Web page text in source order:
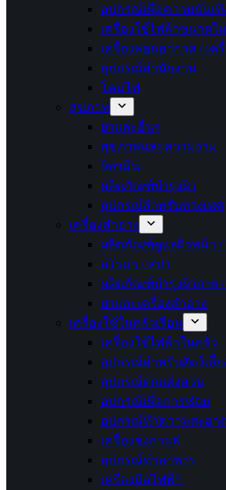
อุปกรณ์เพื่อความบันเ
เครื่องใช้ไฟฟ้าขนาดใ
เครื่องฟอกอากาศ / เ
อุปกรณ์สำนักงาน
โคมไฟ
สุขภาพ
ยาและอื่นๆ
สุขภาพและความงาม
วิตามิน
ผลิตภัณฑ์บำรุงผิว
อุปกรณ์สำหรับทางเพศ
เครื่องสำอาง
ผลิตภัณฑ์ดูแลผิวหน้า /
อโรม่า / สปา
ผลิตภัณฑ์บำรุงผิวกาย /
ยาและเครื่องสำอาง
เครื่องใช้ในครัวเรือน
เครื่องใช้ไฟฟ้าในครัว
อุปกรณ์สำหรับสัตว์เลี้ย
อุปกรณ์ตกแต่งสวน
อุปกรณ์เพื่อการซ่อม
อุปกรณ์ทำความสะอา
เครื่องชงกาแฟ
อุปกรณ์ทำอาหาร
เครื่องมือไฟฟ้า